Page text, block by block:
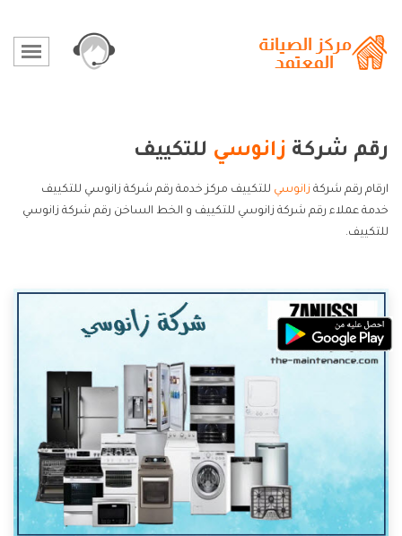
رقم شركة زانوسي للتكييف
ارقام رقم شركة زانوسي للتكييف مركز خدمة رقم شركة زانوسي للتكييف
خدمة عملاء رقم شركة زانوسي للتكييف و الخط الساخن رقم شركة زانوسي
للتكييف.